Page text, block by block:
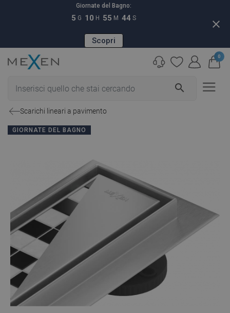
Giornate del Bagno:
5 G 10 H 55 M 43 S
Scopri
close
search
0
Scarichi lineari a pavimento
GIORNATE DEL BAGNO